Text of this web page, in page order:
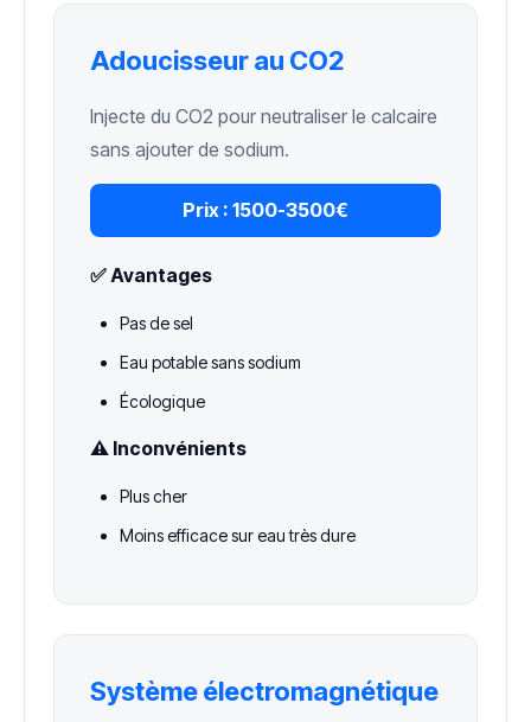
Adoucisseur au CO2
Injecte du CO2 pour neutraliser le calcaire
sans ajouter de sodium.
Prix : 1500-3500€
✅ Avantages
Pas de sel
Eau potable sans sodium
Écologique
⚠️ Inconvénients
Plus cher
Moins efficace sur eau très dure
Système électromagnétique